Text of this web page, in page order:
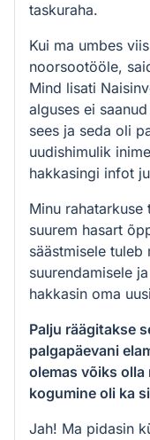
taskuraha.
Kui ma umbes
noorsootööle,
Mind lisati
alguses ei
sees ja seda oli
uudishimulik
hakkasingi infot
Minu
suurem hasart
säästmisele tuleb
suurendamisele
hakkasin oma
Palju räägitakse
palgapäevani
olemas võiks olla
kogumine oli ka
Jah! Ma pidasin